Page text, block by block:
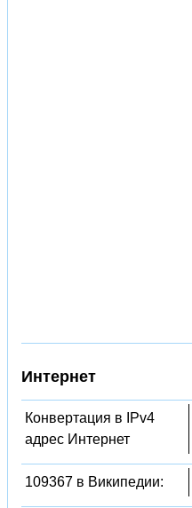
Интернет
Конвертация в IPv4
адрес Интернет
109367 в Википедии: